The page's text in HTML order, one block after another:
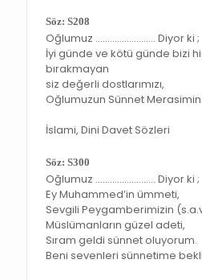
Söz: S208
Oğlumuz ……………………. Diyor ki ;
İyi günde ve kötü günde bizi
bırakmayan
siz değerli dostlarımızı,
Oğlumuzun Sünnet
İslami, Dini Davet Sözleri
Söz: S300
Oğlumuz ……………………. Diyor ki ;
Ey Muhammed’in ümmeti,
Sevgili Peygamberimizin
Müslümanların güzel adeti,
Sıram geldi sünnet oluyorum.
Beni sevenleri sünnetime